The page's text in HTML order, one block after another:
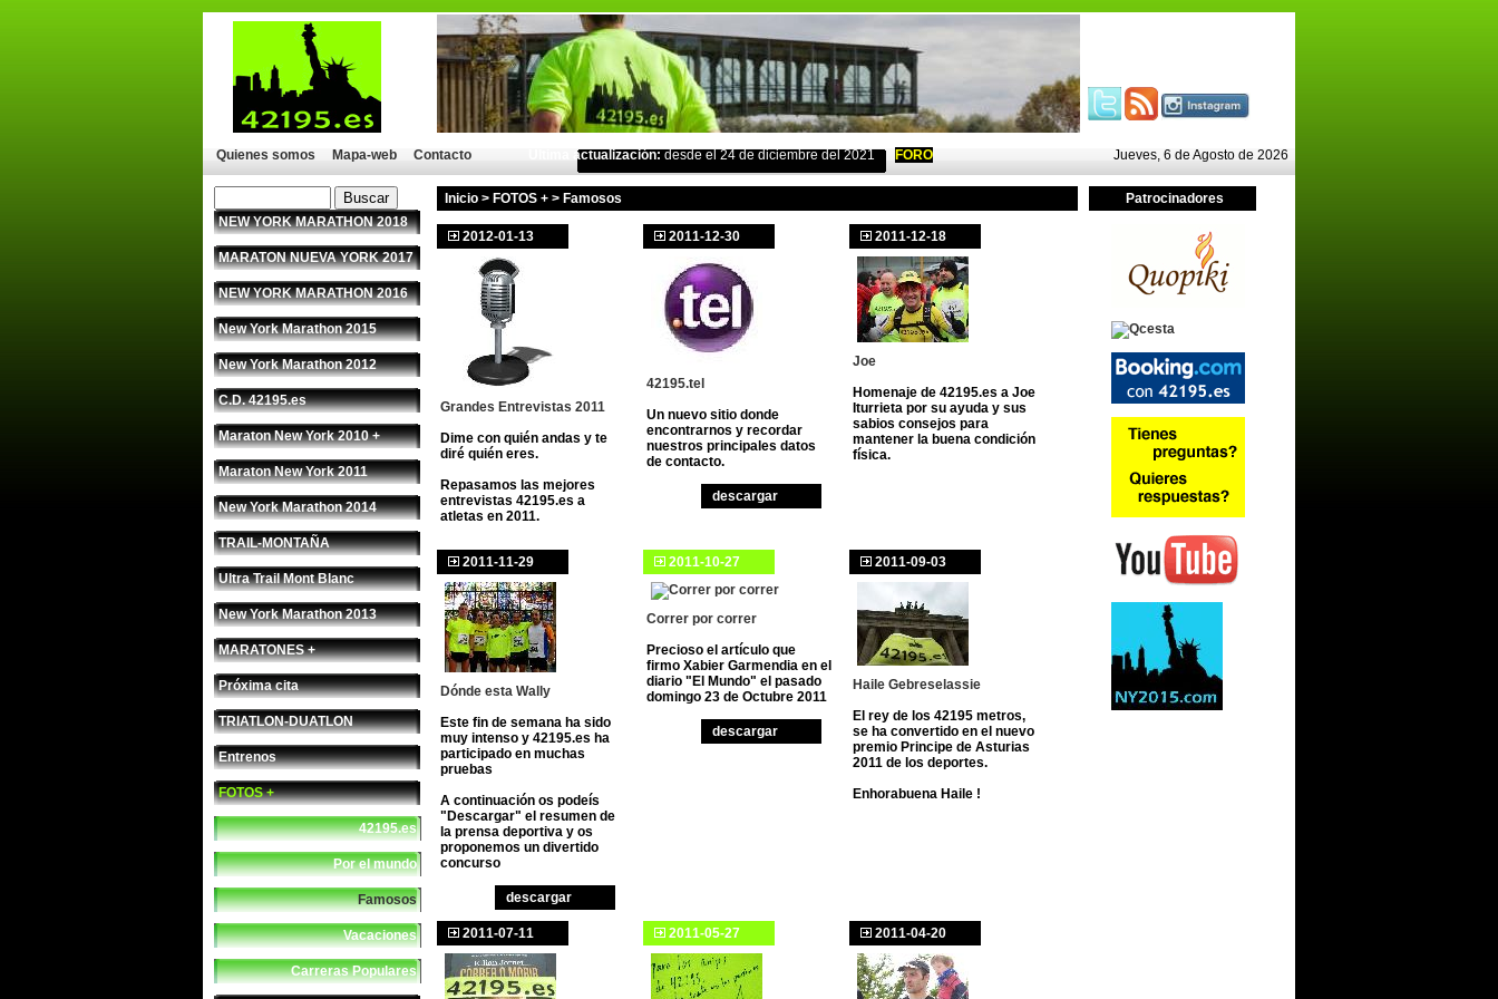
Quienes somos Mapa-web Contacto Última actualización: desde el 24 de diciembre del 2021 FORO Jueves, 6 de Agosto de 2026
NEW YORK MARATHON 2018
MARATON NUEVA YORK 2017
NEW YORK MARATHON 2016
New York Marathon 2015
New York Marathon 2012
C.D. 42195.es
Maraton New York 2010 +
Maraton New York 2011
New York Marathon 2014
TRAIL-MONTAÑA
Ultra Trail Mont Blanc
New York Marathon 2013
MARATONES +
Próxima cita
TRIATLON-DUATLON
Entrenos
FOTOS +
42195.es
Por el mundo
Famosos
Vacaciones
Carreras Populares
Inicio > FOTOS + > Famosos
2012-01-13
Grandes Entrevistas 2011
Dime con quién andas y te
diré quién eres.
Repasamos las mejores
entrevistas 42195.es a
atletas en 2011.
2011-12-30
42195.tel
Un nuevo sitio donde
encontrarnos y recordar
nuestros principales datos
de contacto.
descargar
2011-12-18
Joe
Homenaje de 42195.es a Joe
Iturrieta por su ayuda y sus
sabios consejos para
mantener la buena condición
física.
2011-11-29
Dónde esta Wally
Este fin de semana ha sido
muy intenso y 42195.es ha
participado en muchas
pruebas
A continuación os podeís
"Descargar" el resumen de
la prensa deportiva y os
proponemos un divertido
concurso
descargar
2011-10-27
Correr por correr
Precioso el artículo que
firmo Xabier Garmendia en el
diario "El Mundo" el pasado
domingo 23 de Octubre 2011
descargar
2011-09-03
Haile Gebreselassie
El rey de los 42195 metros,
se ha convertido en el nuevo
premio Principe de Asturias
2011 de los deportes.
Enhorabuena Haile !
2011-07-11 2011-05-27 2011-04-20
Patrocinadores